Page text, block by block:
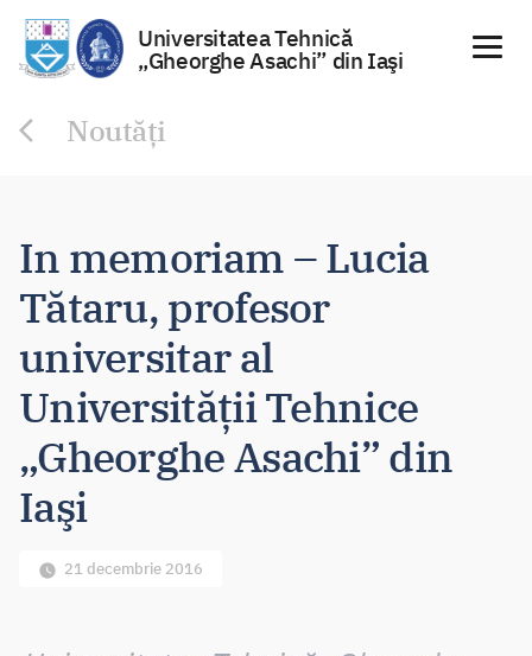
Universitatea Tehnică
„Gheorghe Asachi” din Iaşi
Noutăți
In memoriam – Lucia
Tătaru, profesor
universitar al
Universităţii Tehnice
„Gheorghe Asachi” din
Iaşi
21 decembrie 2016